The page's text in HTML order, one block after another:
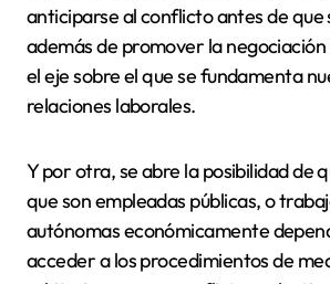
anticiparse al conflicto antes de que
además de promover la
el eje sobre el que se fundamenta
relaciones laborales.
Y por otra, se abre la posibilidad de
que son empleadas públicas, o
autónomas económicamente
acceder a los procedimientos de